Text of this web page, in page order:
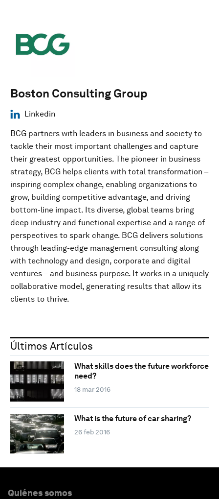
Boston Consulting Group
Linkedin
BCG partners with leaders in business and society to
tackle their most important challenges and capture
their greatest opportunities. The pioneer in business
strategy, BCG helps clients with total transformation –
inspiring complex change, enabling organizations to
grow, building competitive advantage, and driving
bottom-line impact. Its diverse, global teams bring
deep industry and functional expertise and a range of
perspectives to spark change. BCG delivers solutions
through leading-edge management consulting along
with technology and design, corporate and digital
ventures – and business purpose. It works in a uniquely
collaborative model, generating results that allow its
clients to thrive.
Últimos Artículos
What skills does the future workforce
need?
18 mar 2016
What is the future of car sharing?
26 feb 2016
Quiénes somos